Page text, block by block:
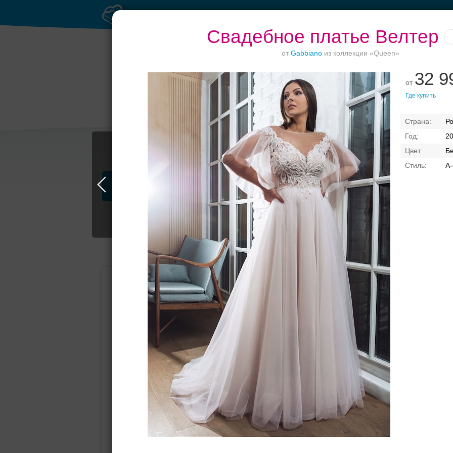
Свадебное платье Велтер
от Gabbianoиз коллекции «Queen»
от 32
Где купить
А-
Выбери своё платье
Торжество в
Петергофе
Рестораны с
верандами
Банкет до 1500 руб.
Свадебные платья Банкет Транспорт
Подбор свадебного платья
(греческий)
Русалка Бальное